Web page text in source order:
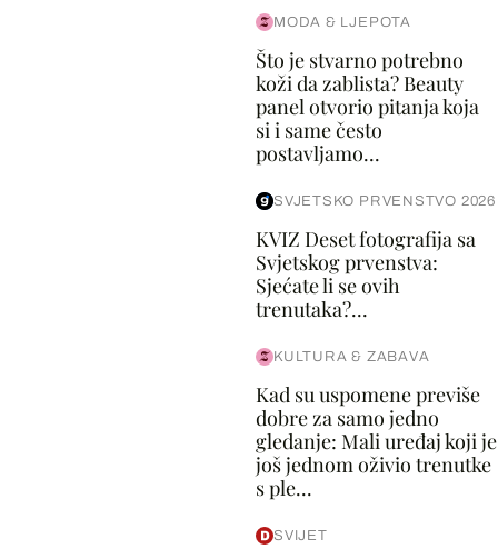
MODA & LJEPOTA
Što je stvarno potrebno
koži da zablista? Beauty
panel otvorio pitanja koja
si i same često
postavljamo...
SVJETSKO PRVENSTVO 2026
KVIZ Deset fotografija sa
Svjetskog prvenstva:
Sjećate li se ovih
trenutaka?...
KULTURA & ZABAVA
Kad su uspomene previše
dobre za samo jedno
gledanje: Mali uređaj koji je
još jednom oživio trenutke
s ple...
SVIJET